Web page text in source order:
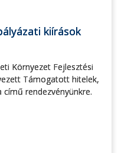
kiírások
Környezet Fejlesztési
Támogatott hitelek,
rendezvényünkre.